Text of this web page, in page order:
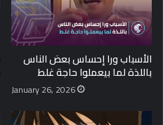
الأسباب ورا إحساس بعض الناس
باللذة لما بيعملوا حاجة غلط
January 26, 2026